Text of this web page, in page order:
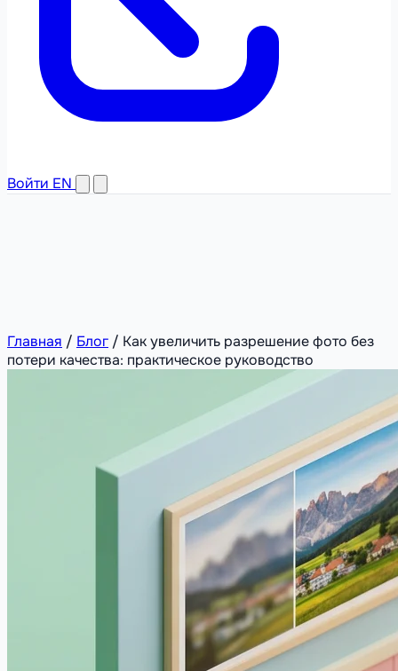
Войти EN
Главная / Блог / Как увеличить разрешение фото без
потери качества: практическое руководство